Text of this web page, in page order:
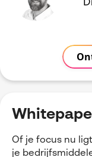
Of je focus nu
je